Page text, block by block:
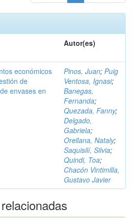
Autor(es)
económicos
de
envases en
Pinos, Juan; Puig
Ventosa, Ignasi;
Banegas,
Fernanda;
Quezada, Fanny;
Delgado,
Gabriela;
Orellana, Nataly;
Saquisilí, Silvia;
Quindi, Toa;
Chacón Vintimilla,
Gustavo Javier